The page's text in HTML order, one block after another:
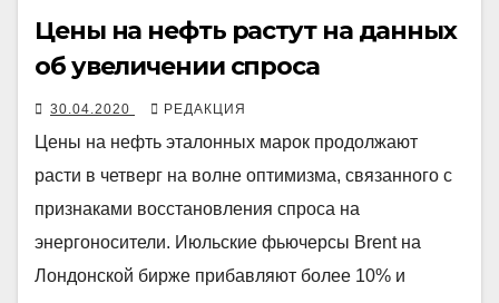
Цены на нефть растут на данных
об увеличении спроса
30.04.2020 РЕДАКЦИЯ
Цены на нефть эталонных марок продолжают
расти в четверг на волне оптимизма, связанного с
признаками восстановления спроса на
энергоносители. Июльские фьючерсы Brent на
Лондонской бирже прибавляют более 10% и